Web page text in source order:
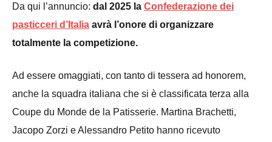
Da qui l’annuncio: dal 2025 la Confederazione dei
pasticceri d’Italia avrà l’onore di organizzare
totalmente la competizione.
Ad essere omaggiati, con tanto di tessera ad honorem,
anche la squadra italiana che si è classificata terza alla
Coupe du Monde de la Patisserie. Martina Brachetti,
Jacopo Zorzi e Alessandro Petito hanno ricevuto